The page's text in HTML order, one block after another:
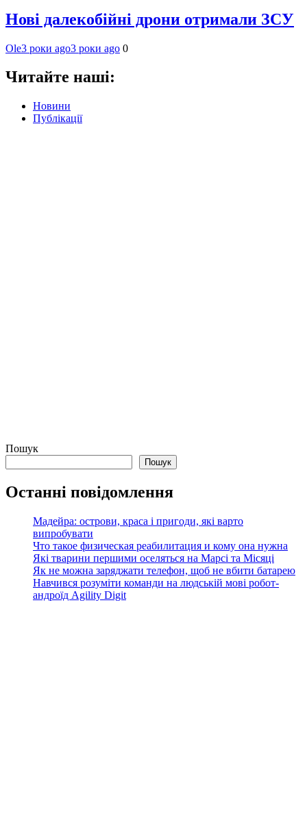
Нові далекобійні дрони отримали ЗСУ
Ole3 роки ago3 роки ago 0
Читайте наші:
Новини
Публікації
Пошук
Пошук
Останні повідомлення
Мадейра: острови, краса і пригоди, які варто
випробувати
Что такое физическая реабилитация и кому она нужна
Які тварини першими оселяться на Марсі та Місяці
Як не можна заряджати телефон, щоб не вбити батарею
Навчився розуміти команди на людській мові робот-
андроїд Agility Digit